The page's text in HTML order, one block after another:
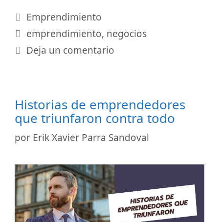
Categorías
Emprendimiento
Etiquetas
emprendimiento, negocios
Deja un comentario
Historias de emprendedores
que triunfaron contra todo
por Erik Xavier Parra Sandoval